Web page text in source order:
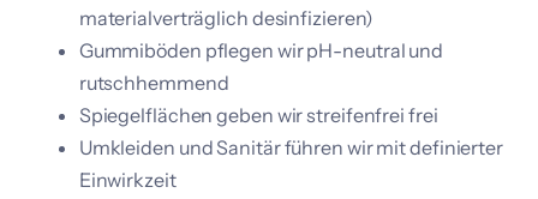
materialverträglich desinfizieren)
Gummiböden pflegen wir pH-neutral und
rutschhemmend
Spiegelflächen geben wir streifenfrei frei
Umkleiden und Sanitär führen wir mit definierter
Einwirkzeit